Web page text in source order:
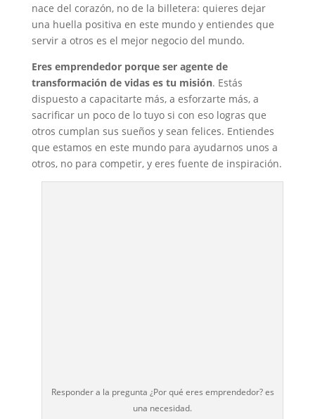
nace del corazón, no de la billetera: quieres dejar
una huella positiva en este mundo y entiendes que
servir a otros es el mejor negocio del mundo.
Eres emprendedor porque ser agente de
transformación de vidas es tu misión. Estás
dispuesto a capacitarte más, a esforzarte más, a
sacrificar un poco de lo tuyo si con eso logras que
otros cumplan sus sueños y sean felices. Entiendes
que estamos en este mundo para ayudarnos unos a
otros, no para competir, y eres fuente de inspiración.
Responder a la pregunta ¿Por qué eres emprendedor? es
una necesidad.